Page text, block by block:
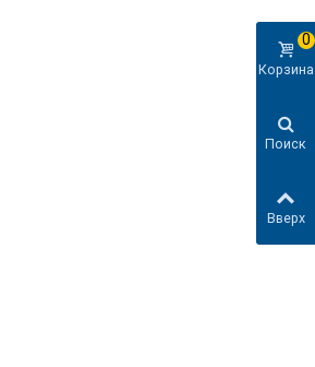
Корзина
0
Поиск
Вверх